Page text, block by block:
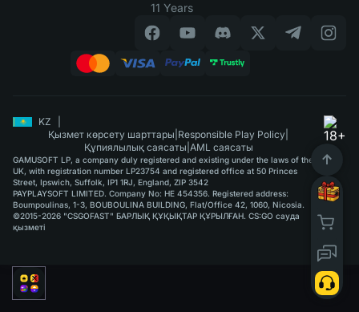
11 Years
KZ
Қызмет көрсету шарттары Responsible Play Policy
Құпиялылық саясаты AML саясаты
GAMUSOFT LP, a company duly registered and existing under the laws of the
UK, with registration number LP23754 and registered office at 50 Princes
Street, Ipswich, Suffolk, IP1 1RJ, England, ZIP 3542
PAYPLAYSOFT LIMITED. Company No: HE 454356. Registered address:
Boumpoulinas, 1-3, BOUBOULINA BUILDING, Flat/Office 42, 1060, Nicosia.
©2015-2026 "CSGOFAST" БАРЛЫҚ ҚҰҚЫҚТАР ҚҰРЫЛҒАН. CS:GO сауда
қызметі